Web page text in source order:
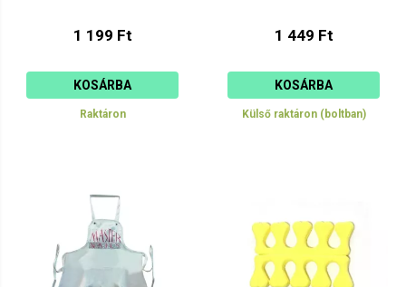
1 199 Ft
KOSÁRBA
Raktáron
1 449 Ft
KOSÁRBA
Külső raktáron (boltban)